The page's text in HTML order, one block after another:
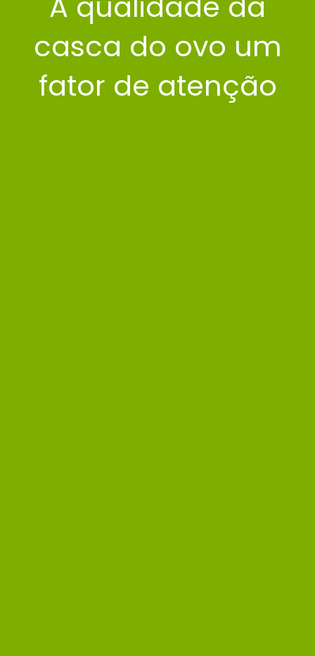
casca do ovo um
fator de atenção